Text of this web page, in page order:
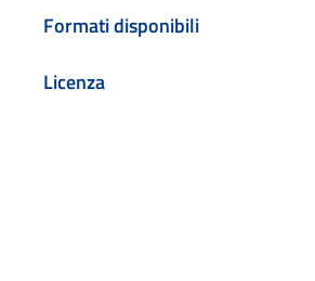
Formati disponibili
Licenza